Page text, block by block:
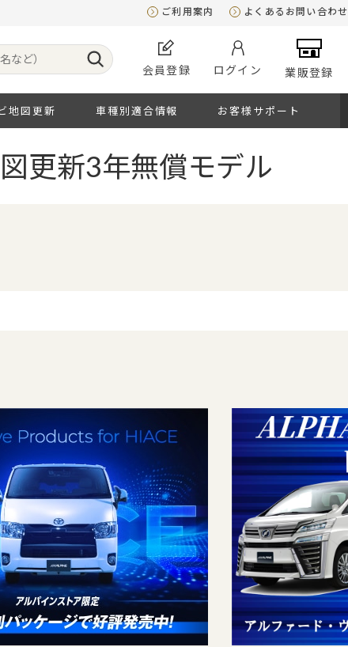
ご利用案内 よくあるお問い合わせ
会員登録 ログイン 業販登録
地図更新 車種別適合情報 お客様サポート
更新3年無償モデル